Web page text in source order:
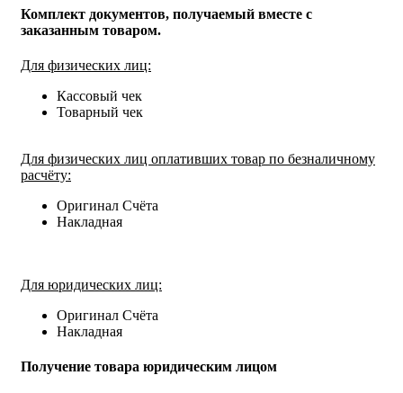
Комплект документов, получаемый вместе с
заказанным товаром.
Для физических лиц:
Кассовый чек
Товарный чек
Для физических лиц оплативших товар по безналичному
расчёту:
Оригинал Счёта
Накладная
Для юридических лиц:
Оригинал Счёта
Накладная
Получение товара юридическим лицом